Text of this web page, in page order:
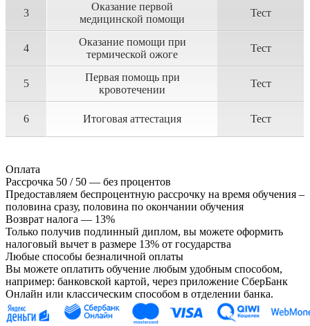
3
Оказание первой
медицинской помощи
Тест
4
Оказание помощи при
термической ожоге
Тест
5
Первая помощь при
кровотечении
Тест
6 Итоговая аттестация Тест
Оплата
Рассрочка 50 / 50 — без процентов
Предоставляем беспроцентную рассрочку на время обучения –
половина сразу, половина по окончании обучения
Возврат налога — 13%
Только получив подлинный диплом, вы можете оформить
налоговый вычет в размере 13% от государства
Любые способы безналичной оплаты
Вы можете оплатить обучение любым удобным способом,
например: банковской картой, через приложение СберБанк
Онлайн или классическим способом в отделении банка.